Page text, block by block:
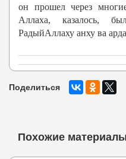
он прошел через
Аллаха, казалось,
РадыйАллаху анху ва
Поделиться
Похожие материалы